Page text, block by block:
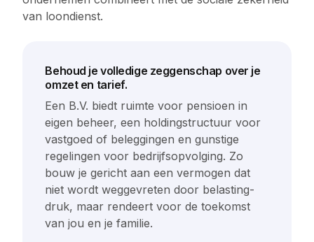
van loondienst.
Behoud je volledige zeggenschap over je
omzet en tarief.
Een B.V. biedt ruimte voor pensioen in
eigen beheer, een holding­structuur voor
vastgoed of beleggingen en gunstige
regelingen voor bedrijfsopvolging. Zo
bouw je gericht aan een vermogen dat
niet wordt weggevreten door belasting­
druk, maar rendeert voor de toekomst
van jou en je familie.